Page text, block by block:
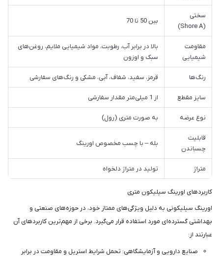
سختی
(Shore A)
بین 50 تا 70
مقاومت
شیمیایی
بالا در برابر آب، رطوبت، مواد شیمیایی ملایم، روغن‌های
سبک و اوزون
رنگ‌ها قرمز، سفید، شفاف، آبی، مشکی و رنگ‌های سفارشی
سایز مقطع از 1 میلی‌متر مقدار سفارشی
نوع عرضه به صورت متری (رول)
قابلیت
چسباندن
بله – با چسب مخصوص اورینگ
متراژ تولید در متراژ دلخواه
کاربردهای اورینگ سیلیکون متری
اورینگ سیلیکونی به دلیل ویژگی‌های ممتاز خود، در حوزه‌های صنعتی و
بهداشتی گسترده‌ای مورد استفاده قرار می‌گیرد. برخی از مهم‌ترین کاربردهای آن
عبارتند از:
صنایع دارویی و آزمایشگاهی: تحمل شرایط استریل و مقاومت در برابر